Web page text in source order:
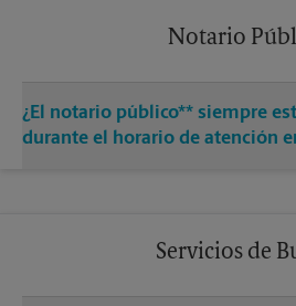
Notario
¿El notario público** siempre
durante el horario de atención
Servicios de